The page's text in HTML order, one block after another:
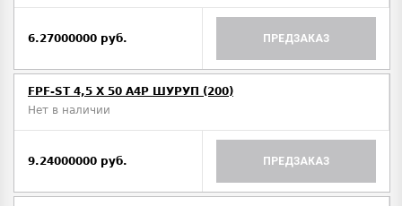
6.27000000 руб. ПРЕДЗАКАЗ
FPF-ST 4,5 X 50 A4P ШУРУП (200)
Нет в наличии
9.24000000 руб. ПРЕДЗАКАЗ